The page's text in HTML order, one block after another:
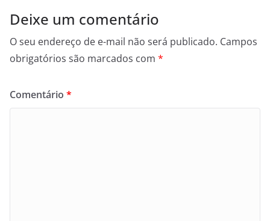
Deixe um comentário
O seu endereço de e-mail não será publicado. Campos
obrigatórios são marcados com *
Comentário *